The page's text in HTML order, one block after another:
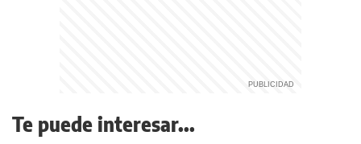
Te puede interesar...